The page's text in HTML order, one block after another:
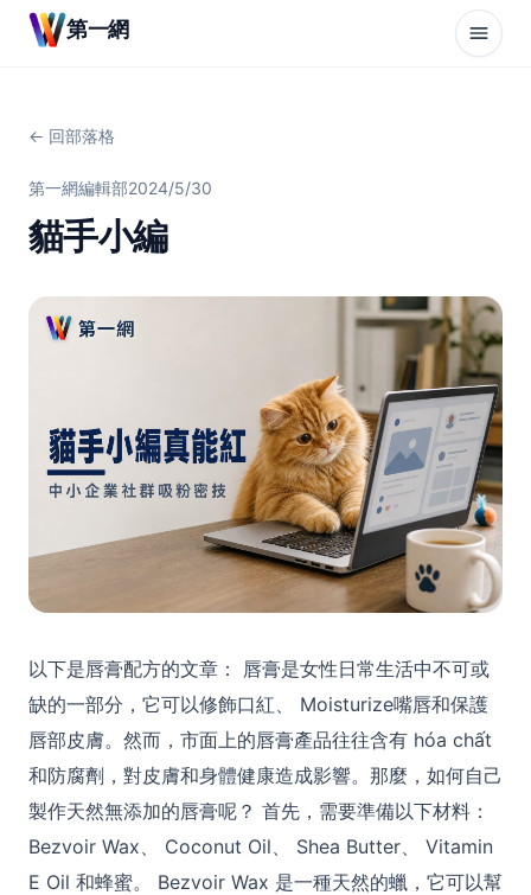
第一網
← 回部落格
第一網編輯部2024/5/30
貓手小編
以下是唇膏配方的文章： 唇膏是女性日常生活中不可或
缺的一部分，它可以修飾口紅、 Moisturize嘴唇和保護
唇部皮膚。然而，市面上的唇膏產品往往含有 hóa chất
和防腐劑，對皮膚和身體健康造成影響。那麼，如何自己
製作天然無添加的唇膏呢？ 首先，需要準備以下材料：
Bezvoir Wax、 Coconut Oil、 Shea Butter、 Vitamin
E Oil 和蜂蜜。 Bezvoir Wax 是一種天然的蠟，它可以幫